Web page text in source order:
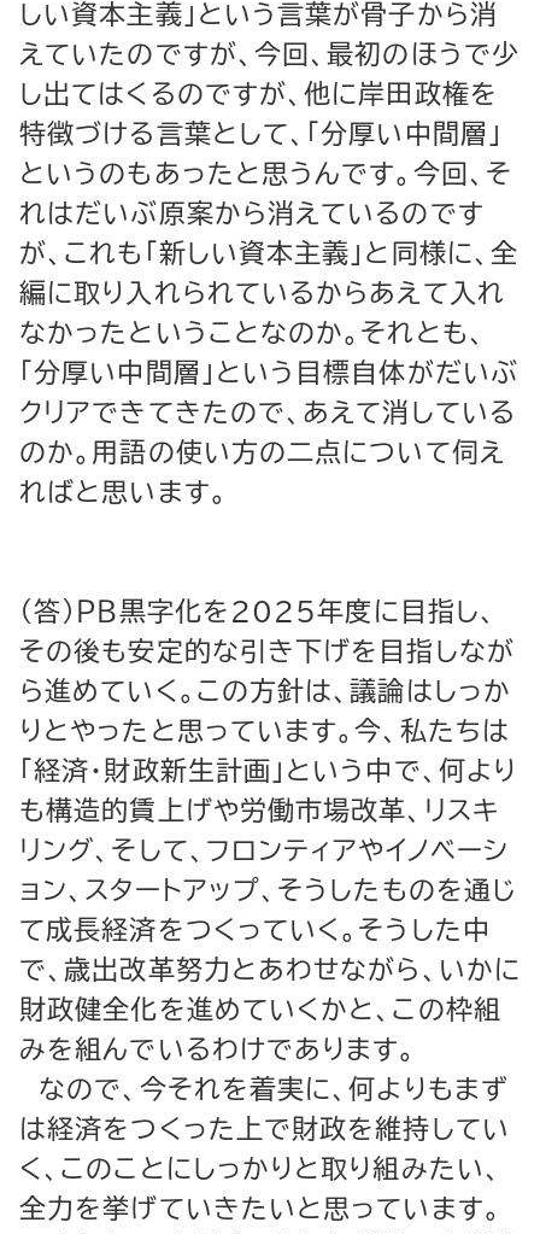
しい資本主義」という言葉が骨子から消
えていたのですが、今回、最初のほうで少
し出てはくるのですが、他に岸田政権を
特徴づける言葉として、「分厚い中間層」
というのもあったと思うんです。今回、そ
れはだいぶ原案から消えているのです
が、これも「新しい資本主義」と同様に、全
編に取り入れられているからあえて入れ
なかったということなのか。それとも、
「分厚い中間層」という目標自体がだいぶ
クリアできてきたので、あえて消している
のか。用語の使い方の二点について伺え
ればと思います。
（答）ＰＢ黒字化を2025年度に目指し、
その後も安定的な引き下げを目指しなが
ら進めていく。この方針は、議論はしっか
りとやったと思っています。今、私たちは
「経済・財政新生計画」という中で、何より
も構造的賃上げや労働市場改革、リスキ
リング、そして、フロンティアやイノベーシ
ョン、スタートアップ、そうしたものを通じ
て成長経済をつくっていく。そうした中
で、歳出改革努力とあわせながら、いかに
財政健全化を進めていくかと、この枠組
みを組んでいるわけであります。
なので、今それを着実に、何よりもまず
は経済をつくった上で財政を維持してい
く、このことにしっかりと取り組みたい、
全力を挙げていきたいと思っています。